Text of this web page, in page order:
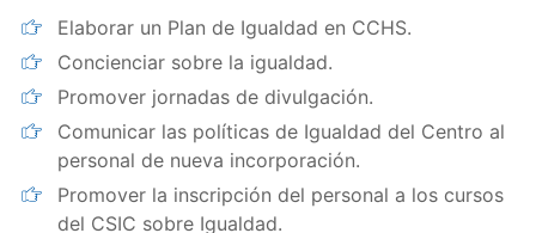
Elaborar un Plan de Igualdad en CCHS.
Concienciar sobre la igualdad.
Promover jornadas de divulgación.
Comunicar las políticas de Igualdad del Centro al
personal de nueva incorporación.
Promover la inscripción del personal a los cursos
del CSIC sobre Igualdad.